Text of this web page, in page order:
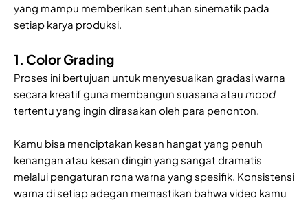
yang mampu memberikan sentuhan sinematik pada
setiap karya produksi.
1. Color Grading
Proses ini bertujuan untuk menyesuaikan gradasi warna
secara kreatif guna membangun suasana atau mood
tertentu yang ingin dirasakan oleh para penonton.
Kamu bisa menciptakan kesan hangat yang penuh
kenangan atau kesan dingin yang sangat dramatis
melalui pengaturan rona warna yang spesifik. Konsistensi
warna di setiap adegan memastikan bahwa video kamu